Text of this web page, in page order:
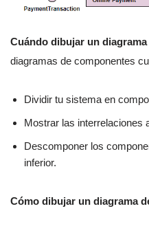
Cuándo dibujar un
diagramas de componentes
Dividir tu sistema en
Mostrar las interrelaciones
Descomponer los
inferior.
Cómo dibujar un diagrama